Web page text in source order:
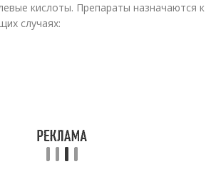
кислоты. Препараты назначаются к
случаях: